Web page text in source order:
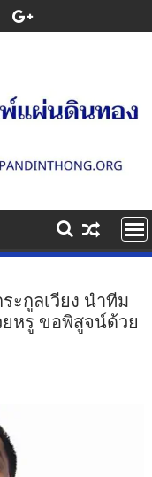
ะกูลเวียง นำทีม
ยหรู ขอพิสูจน์ด้วย